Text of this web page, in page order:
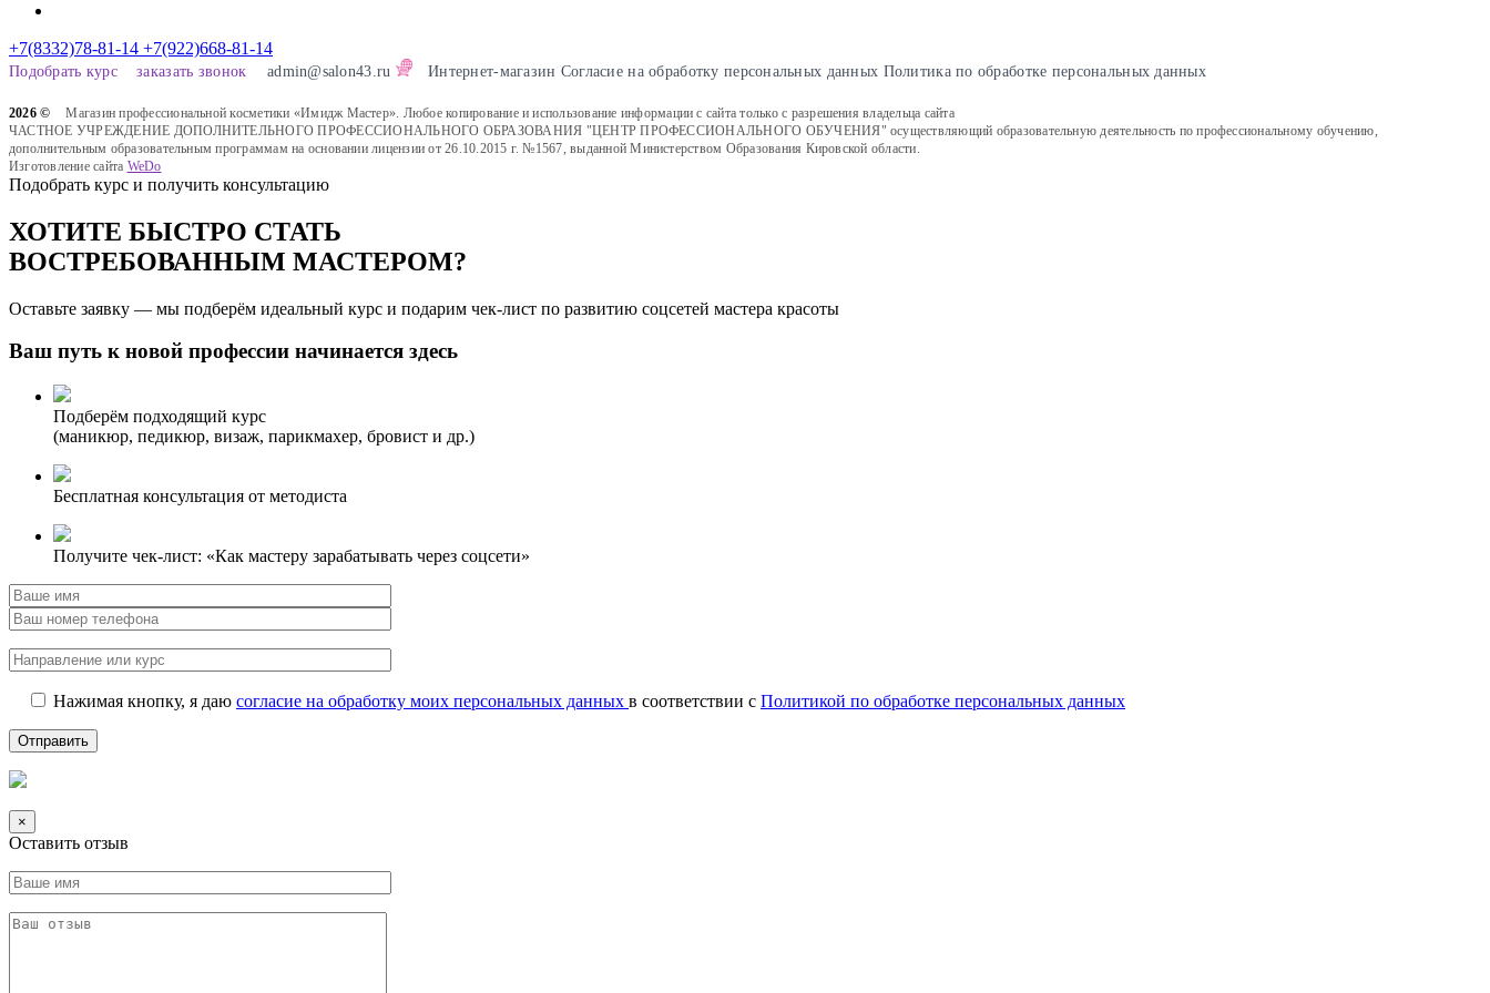
+7(8332)78-81-14 +7(922)668-81-14
Подобрать курс заказать звонок admin@salon43.ru Интернет-магазин Cогласие на обработку персональных данных Политика по обработке персональных данных
2026 ©
Магазин профессиональной косметики «Имидж Мастер». Любое копирование и использование информации с сайта только с разрешения владельца сайта
ЧАСТНОЕ УЧРЕЖДЕНИЕ ДОПОЛНИТЕЛЬНОГО ПРОФЕССИОНАЛЬНОГО ОБРАЗОВАНИЯ "ЦЕНТР ПРОФЕССИОНАЛЬНОГО ОБУЧЕНИЯ" осуществляющий образовательную деятельность по профессиональному обучению,
дополнительным образовательным программам на основании лицензии от 26.10.2015 г. №1567, выданной Министерством Образования Кировской области.
Изготовление сайта WeDo
Подобрать курс и получить консультацию
ХОТИТЕ БЫСТРО СТАТЬ
ВОСТРЕБОВАННЫМ МАСТЕРОМ?
Оставьте заявку — мы подберём идеальный курс и подарим чек-лист по развитию соцсетей мастера красоты
Ваш путь к новой профессии начинается здесь
Подберём подходящий курс
(маникюр, педикюр, визаж, парикмахер, бровист и др.)
Бесплатная консультация от методиста
Получите чек-лист: «Как мастеру зарабатывать через соцсети»
Нажимая кнопку, я даю согласие на обработку моих персональных данных в соответствии с Политикой по обработке персональных данных
×
Оставить отзыв